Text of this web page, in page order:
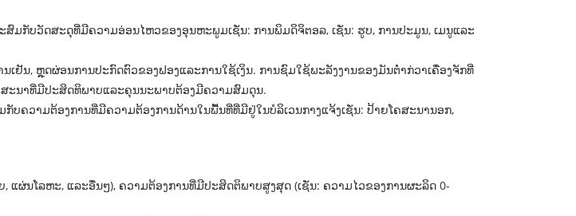
ກັບວັດສະດຸທີ່ມີຄວາມອ່ອນໄຫວຂອງອຸນຫະພູມເຊັ່ນ: ການພິມດິຈິຕອລ, ເຊັ່ນ: ຮູບ, ການປະມູນ, ເມນູແລະ
ນ, ຫຼຸດຜ່ອນການປະກົດຕົວຂອງຟອງແລະການໃຊ້ເງິນ. ການຊົມໃຊ້ພະລັງງານຂອງມັນຕໍ່າກ່ວາເຄື່ອງຈັກທີ່
ະນາທີ່ມີປະສິດທິພາບແລະຄຸນນະພາບຕ້ອງມີຄວາມສົມດຸນ.
ວາມຕ້ອງການທີ່ມີຄວາມຕ້ອງການດ້ານໃນພື້ນທີ່ທີ່ມີຢູ່ໃນບໍລິເວນກາງແຈ້ງເຊັ່ນ: ປ້າຍໂຄສະນານອກ,
ຍ, ແຜ່ນໂລຫະ, ແລະອື່ນໆ), ຄວາມຕ້ອງການທີ່ມີປະສິດຕິພາບສູງສຸດ (ເຊັ່ນ: ຄວາມໄວຂອງການຜະລິດ 0-